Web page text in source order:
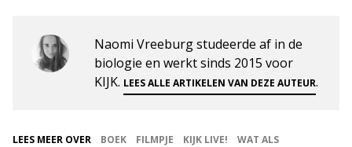
Naomi Vreeburg studeerde af in de
biologie en werkt sinds 2015 voor
KIJK. LEES ALLE ARTIKELEN VAN DEZE AUTEUR.
LEES MEER OVER BOEK FILMPJE KIJK LIVE! WAT ALS